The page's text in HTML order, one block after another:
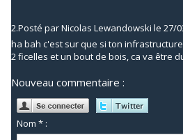
2.Posté parNicolas Lewandowski le 27/
ha bah c'est sur que si ton
2 ficelles et un bout de bois, ca va être
Nouveau commentaire :
Nom * :